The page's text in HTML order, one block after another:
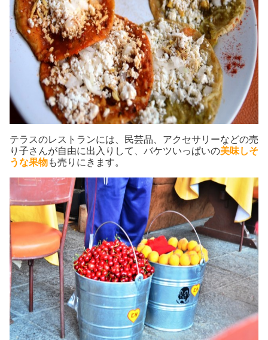
テラスのレストランには、民芸品、アクセサリーなどの売
り子さんが自由に出入りして、バケツいっぱいの美味しそ
うな果物も売りにきます。